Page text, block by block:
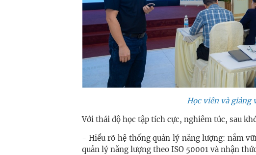
Học viên và giảng
Với thái độ học tập tích cực, nghiêm túc, sau
- Hiểu rõ hệ thống quản lý năng lượng: nắm
quản lý năng lượng theo ISO 50001 và nhận